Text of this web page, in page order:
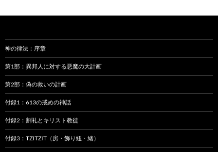
ン
神の律法：序章
第1部：異邦人に対する悪魔の大計画
第2部：偽の救いの計画
付録1：613の戒めの神話
付録2：割礼とキリスト教徒
付録3：TZITZIT（房・飾り紐・緒）